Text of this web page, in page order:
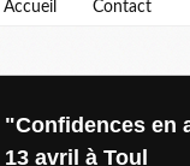
Accueil Contact
"Confidences en
13 avril à Toul